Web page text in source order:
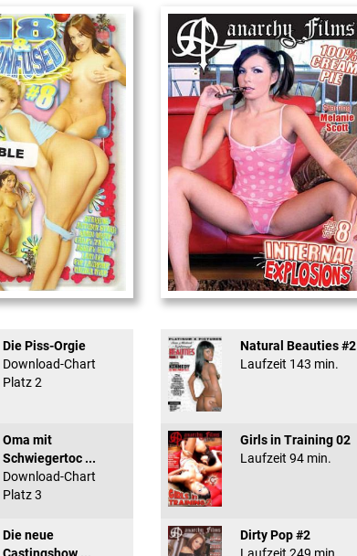
#8 - ...
Die Piss-Orgie
Download-Chart
Platz 2
Oma mit
Schwiegertoc ...
Download-Chart
Platz 3
Die neue
Internal Explosionen
Natural Beauties #2
Laufzeit 143 min.
Girls in Training 02
Laufzeit 94 min.
Dirty Pop #2